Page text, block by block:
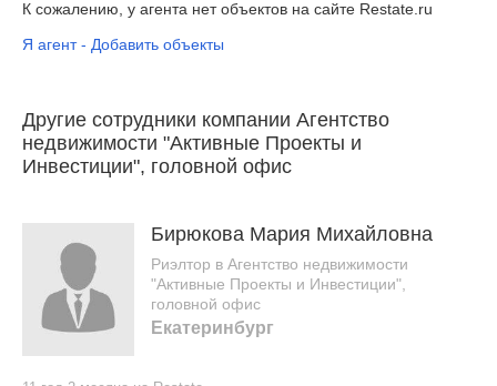
К сожалению, у агента нет объектов на сайте Restate.ru
Я агент - Добавить объекты
Другие сотрудники компании Агентство
недвижимости "Активные Проекты и
Инвестиции", головной офис
Бирюкова Мария Михайловна
Риэлтор в Агентство недвижимости
"Активные Проекты и Инвестиции",
головной офис
Екатеринбург